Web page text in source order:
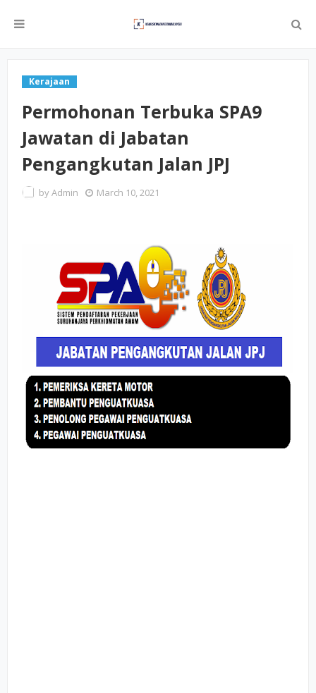
Kerajaan
Permohonan Terbuka SPA9
Jawatan di Jabatan
Pengangkutan Jalan JPJ
byAdmin March 10, 2021